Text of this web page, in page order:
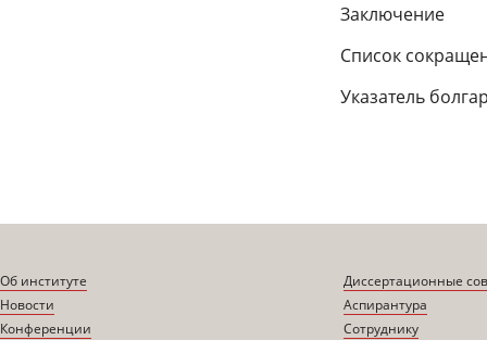
Заключение
Список
Указатель
Об институте
Новости
Конференции
Диссертационные
Аспирантура
Сотруднику